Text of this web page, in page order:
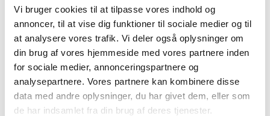
Vi bruger cookies til at tilpasse vores indhold og
annoncer, til at vise dig funktioner til sociale medier og til
at analysere vores trafik. Vi deler også oplysninger om
din brug af vores hjemmeside med vores partnere inden
for sociale medier, annonceringspartnere og
analysepartnere. Vores partnere kan kombinere disse
data med andre oplysninger, du har givet dem, eller som
de har indsamlet fra din brug af deres tjenester.
sporty model. Med originalt design og officielle
licensdetaljer fra Audi. Her får børn i alderen 3-8 år en
realistisk køreoplevelse med mulighed for både manuel
styring og fjernbetjening via 2.4 GHz fjernkontrol. De
klassiske Audi-linjer kombineret med motorlyde, musik og
MP3-understøttelse gør legen ekstra levende. Elbilen er
kompakt og nem at styre – perfekt til små chauffører, der